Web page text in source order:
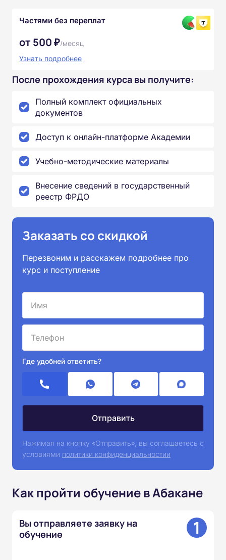
Частями без переплат
от 500 ₽/месяц
Узнать подробнее
После прохождения курса вы получите:
Полный комплект официальных
документов
Доступ к онлайн-платформе Академии
Учебно-методические материалы
Внесение сведений в государственный
реестр ФРДО
Заказать со скидкой
Перезвоним и расскажем подробнее про
курс и поступление
Где удобней ответить?
Нажимая на кнопку «Отправить», вы соглашаетесь с
условиями политики конфиденциальностии
Как пройти обучение в Абакане
Вы отправляете заявку на
обучение
1